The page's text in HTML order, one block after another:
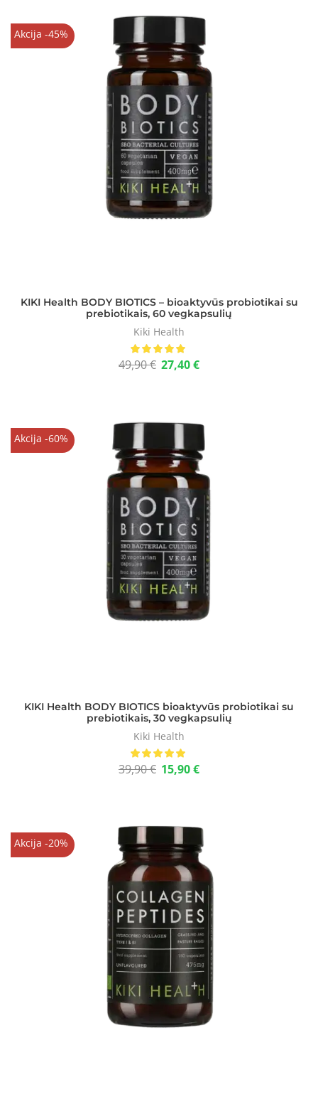
Akcija -45%
KIKI Health BODY BIOTICS – bioaktyvūs probiotikai su
prebiotikais, 60 vegkapsulių
Kiki Health
49,90€ 27,40€
Akcija -60%
KIKI Health BODY BIOTICS bioaktyvūs probiotikai su
prebiotikais, 30 vegkapsulių
Kiki Health
39,90€ 15,90€
Akcija -20%